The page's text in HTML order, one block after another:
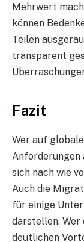
Mehrwert
können
Teilen
transparent
Fazit
Wer auf
Anforderungen
sich nach wie
Auch die
für einige
darstellen.
deutlichen